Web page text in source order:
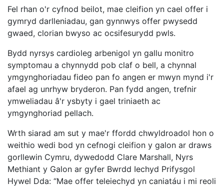
Fel rhan o'r cyfnod beilot, mae cleifion yn cael offer i
gymryd darlleniadau, gan gynnwys offer pwysedd
gwaed, clorian bwyso ac ocsifesurydd pwls.
Bydd nyrsys cardioleg arbenigol yn gallu monitro
symptomau a chynnydd pob claf o bell, a chynnal
ymgynghoriadau fideo pan fo angen er mwyn mynd i'r
afael ag unrhyw bryderon. Pan fydd angen, trefnir
ymweliadau â'r ysbyty i gael triniaeth ac
ymgynghoriad pellach.
Wrth siarad am sut y mae'r ffordd chwyldroadol hon o
weithio wedi bod yn cefnogi cleifion y galon ar draws
gorllewin Cymru, dywedodd Clare Marshall, Nyrs
Methiant y Galon ar gyfer Bwrdd Iechyd Prifysgol
Hywel Dda: “Mae offer teleiechyd yn caniatáu i mi reoli